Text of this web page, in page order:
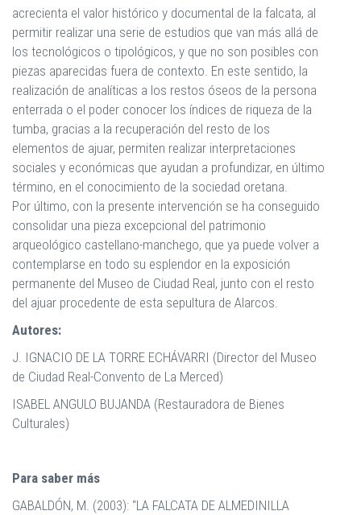
acrecienta el valor histórico y documental de la falcata, al
permitir realizar una serie de estudios que van más allá de
los tecnológicos o tipológicos, y que no son posibles con
piezas aparecidas fuera de contexto. En este sentido, la
realización de analíticas a los restos óseos de la persona
enterrada o el poder conocer los índices de riqueza de la
tumba, gracias a la recuperación del resto de los
elementos de ajuar, permiten realizar interpretaciones
sociales y económicas que ayudan a profundizar, en último
término, en el conocimiento de la sociedad oretana.
Por último, con la presente intervención se ha conseguido
consolidar una pieza excepcional del patrimonio
arqueológico castellano-manchego, que ya puede volver a
contemplarse en todo su esplendor en la exposición
permanente del Museo de Ciudad Real, junto con el resto
del ajuar procedente de esta sepultura de Alarcos.
Autores:
J. IGNACIO DE LA TORRE ECHÁVARRI (Director del Museo
de Ciudad Real-Convento de La Merced)
ISABEL ANGULO BUJANDA (Restauradora de Bienes
Culturales)
Para saber más
GABALDÓN, M. (2003): “LA FALCATA DE ALMEDINILLA